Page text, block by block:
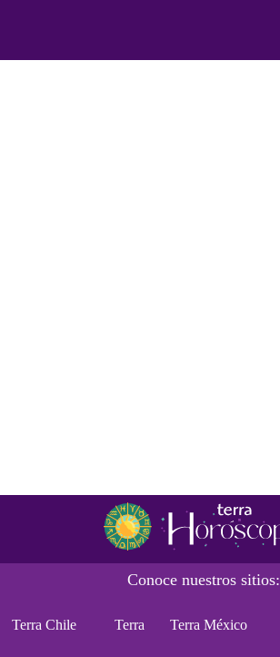
Conoce nuestros sitios:
Terra Chile Terra Terra México